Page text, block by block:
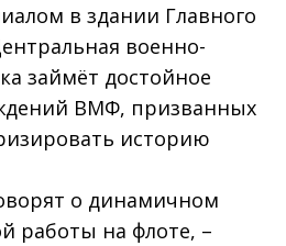
в здании Главного
военно-
займёт достойное
ВМФ, призванных
историю
о динамичном
работы на флоте, –